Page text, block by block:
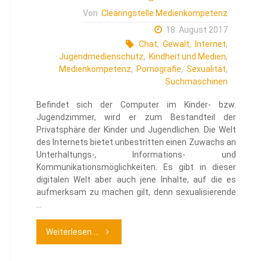
Von Clearingstelle Medienkompetenz
18. August 2017
Chat, Gewalt, Internet,
Jugendmedienschutz, Kindheit und Medien,
Medienkompetenz, Pornografie, Sexualität,
Suchmaschinen
Befindet sich der Computer im Kinder- bzw.
Jugendzimmer, wird er zum Bestandteil der
Privatsphäre der Kinder und Jugendlichen. Die Welt
des Internets bietet unbestritten einen Zuwachs an
Unterhaltungs-, Informations- und
Kommunikationsmöglichkeiten. Es gibt in dieser
digitalen Welt aber auch jene Inhalte, auf die es
aufmerksam zu machen gilt, denn sexualisierende
…
Weiterlesen ... "Sex